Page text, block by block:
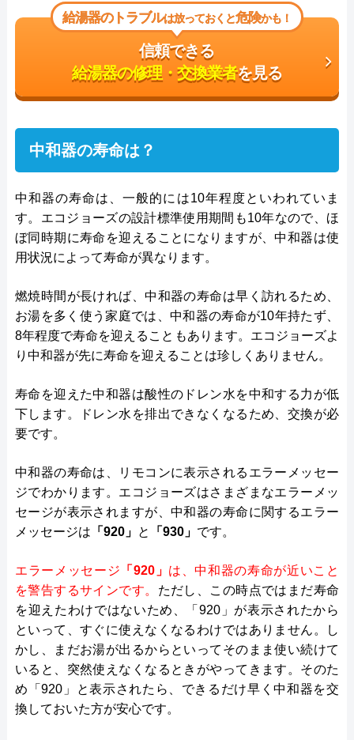
給湯器のトラブルは放っておくと危険かも！
信頼できる
給湯器の修理・交換業者を見る
中和器の寿命は？
中和器の寿命は、一般的には10年程度といわれていま
す。エコジョーズの設計標準使用期間も10年なので、ほ
ぼ同時期に寿命を迎えることになりますが、中和器は使
用状況によって寿命が異なります。
燃焼時間が長ければ、中和器の寿命は早く訪れるため、
お湯を多く使う家庭では、中和器の寿命が10年持たず、
8年程度で寿命を迎えることもあります。エコジョーズよ
り中和器が先に寿命を迎えることは珍しくありません。
寿命を迎えた中和器は酸性のドレン水を中和する力が低
下します。ドレン水を排出できなくなるため、交換が必
要です。
中和器の寿命は、リモコンに表示されるエラーメッセー
ジでわかります。エコジョーズはさまざまなエラーメッ
セージが表示されますが、中和器の寿命に関するエラー
メッセージは 「920」 と 「930」 です。
エラーメッセージ 「920」 は、中和器の寿命が近いこと
を警告するサインです。 ただし、この時点ではまだ寿命
を迎えたわけではないため、「920」が表示されたから
といって、すぐに使えなくなるわけではありません。し
かし、まだお湯が出るからといってそのまま使い続けて
いると、突然使えなくなるときがやってきます。そのた
め「920」と表示されたら、できるだけ早く中和器を交
換しておいた方が安心です。